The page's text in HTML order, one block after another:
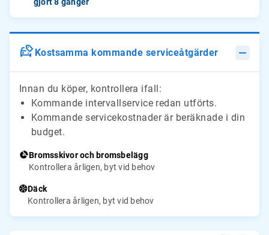
Kostsamma kommande serviceåtgärder
Innan du köper, kontrollera ifall:
Kommande intervallservice redan utförts.
Kommande servicekostnader är beräknade i din
budget.
Bromsskivor och bromsbelägg
Kontrollera årligen, byt vid behov
Däck
Kontrollera årligen, byt vid behov